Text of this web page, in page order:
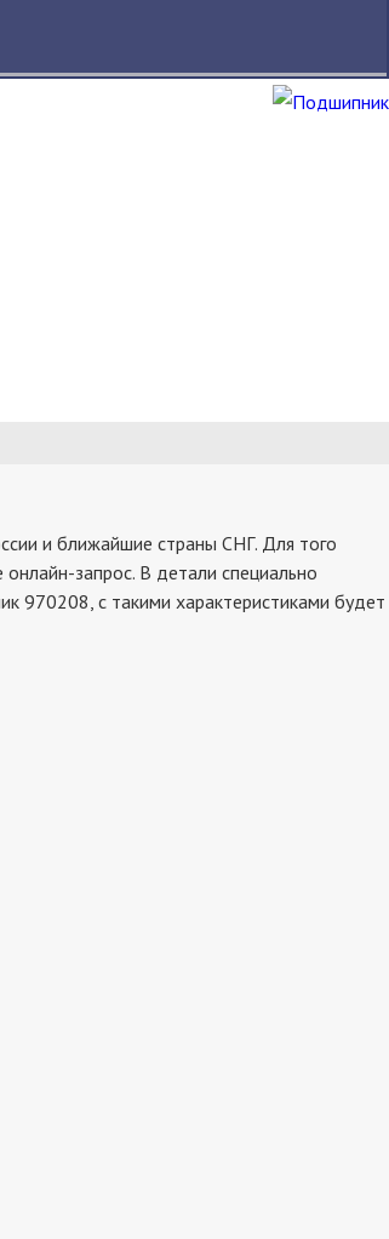
и ближайшие страны СНГ. Для того
запрос. В детали специально
970208, с такими характеристиками будет